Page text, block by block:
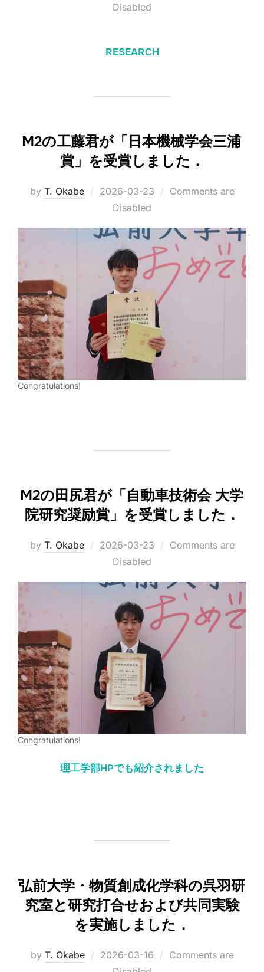
Disabled
RESEARCH
M2の工藤君が「日本機械学会三浦
賞」を受賞しました．
by T. Okabe
Posted
2026-03-23
Comments are
Disabled
Congratulations!
M2の田尻君が「自動車技術会 大学
院研究奨励賞」を受賞しました．
by T. Okabe
Posted
2026-03-23
Comments are
Disabled
Congratulations!
理工学部HPでも紹介されました
弘前大学・物質創成化学科の呉羽研
究室と研究打合せおよび共同実験
を実施しました．
by T. Okabe
Posted
2026-03-16
Comments are